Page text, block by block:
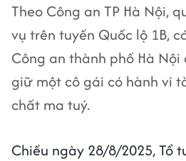
Theo Công an TP Hà Nội,
vụ trên tuyến Quốc lộ 1B,
Công an thành phố Hà
giữ một cô gái có hành vi
chất ma tuý.
Chiều ngày 28/8/2025, Tổ